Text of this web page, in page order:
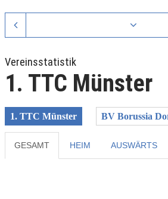
Vereinsstatistik
1. TTC Münster
1. TTC Münster BV Borussia
GESAMT HEIM AUSWÄRTS